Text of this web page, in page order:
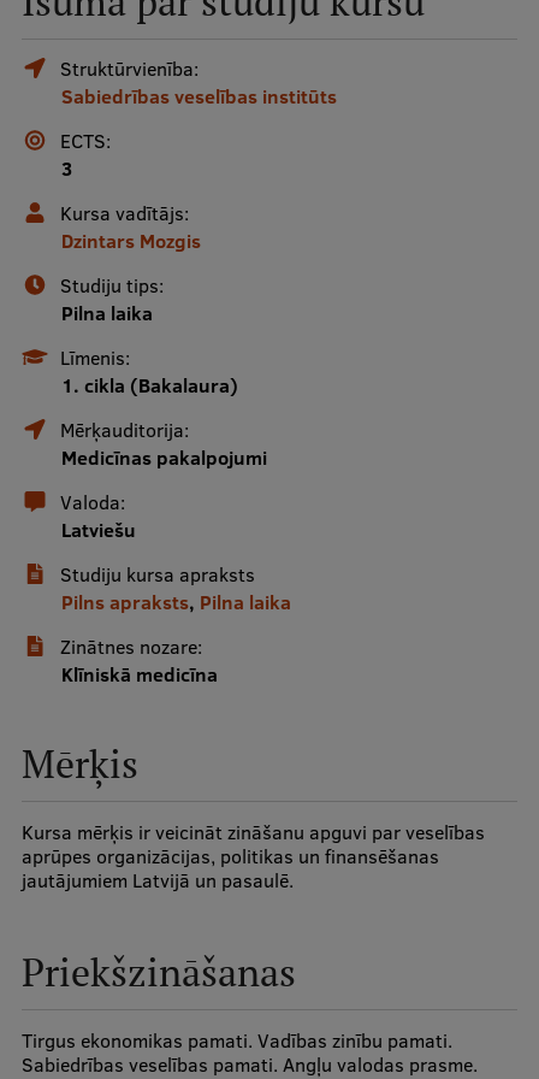
Mobile
galvenā
izvēlne
Studiju iespējas
Pamatstudiju programmas
Maģistra studiju programmas
Doktorantūra
Rezidentūra
Uzņemšana
Praktiska informācija
Par RSU
Studentu dzīve
Studiju norises vietas
Fakultātes
Stratēģija
Struktūra
Vēsture un tradīcijas
RSU fonds
Muzeji un ekspozīcijas
Struktūrvienība:
Sabiedrības veselības institūts
ECTS:
3
Kursa vadītājs:
Dzintars Mozgis
Studiju tips:
Pilna laika
Līmenis:
1. cikla (Bakalaura)
Mērķauditorija:
Medicīnas pakalpojumi
Valoda:
Latviešu
Studiju kursa apraksts
Pilns apraksts, Pilna laika
Zinātnes nozare:
Klīniskā medicīna
Mērķis
Kursa mērķis ir veicināt zināšanu apguvi par veselības
aprūpes organizācijas, politikas un finansēšanas
jautājumiem Latvijā un pasaulē.
Priekšzināšanas
Tirgus ekonomikas pamati. Vadības zinību pamati.
Sabiedrības veselības pamati. Angļu valodas prasme.